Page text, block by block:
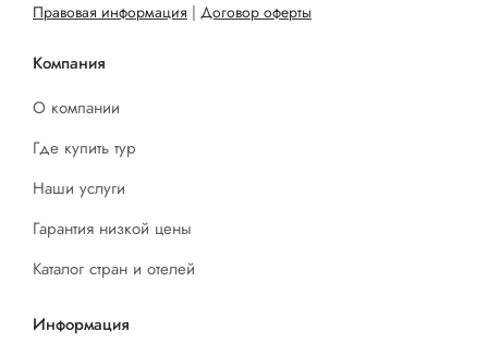
Правовая информация | Договор оферты
Компания
О компании
Где купить тур
Наши услуги
Гарантия низкой цены
Каталог стран и отелей
Информация